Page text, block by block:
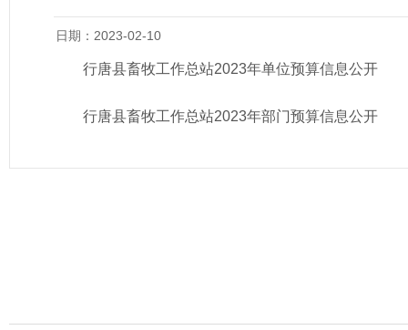
日期：2023-02-10
行唐县畜牧工作总站2023年单位预算信息公开
行唐县畜牧工作总站2023年部门预算信息公开